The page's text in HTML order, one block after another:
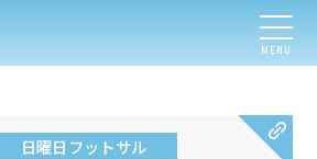
MENU
日曜日フットサル